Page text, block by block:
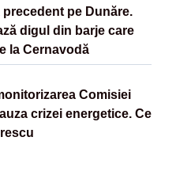
pe Dunăre.
digul din barje care
la Cernavodă
Comisiei
crizei energetice. Ce